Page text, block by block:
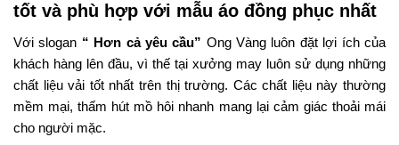
tốt và phù hợp với mẫu áo đồng phục nhất
Với slogan “ Hơn cả yêu cầu” Ong Vàng luôn đặt lợi ích của
khách hàng lên đầu, vì thế tại xưởng may luôn sử dụng những
chất liệu vải tốt nhất trên thị trường. Các chất liệu này thường
mềm mại, thấm hút mồ hôi nhanh mang lại cảm giác thoải mái
cho người mặc.